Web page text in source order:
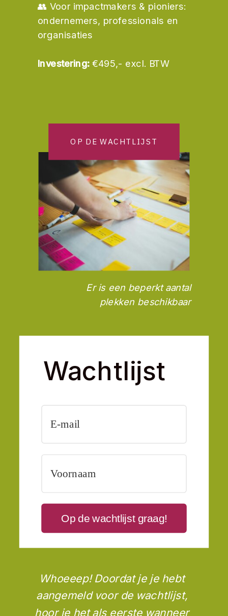
👥 Voor impactmakers & pioniers:
ondernemers, professionals en
organisaties
Investering:€495,- excl. BTW
OP DE WACHTLIJST
Er is een beperkt aantal
plekken beschikbaar
Whoeeep! Doordat je je hebt
aangemeld voor de wachtlijst,
hoor je het als eerste wanneer
Wachtlijst
Op de wachtlijst graag!